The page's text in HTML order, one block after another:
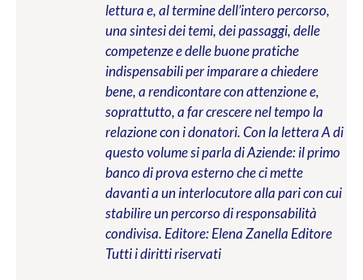
lettura e, al termine dell’intero percorso,
una sintesi dei temi, dei passaggi, delle
competenze e delle buone pratiche
indispensabili per imparare a chiedere
bene, a rendicontare con attenzione e,
soprattutto, a far crescere nel tempo la
relazione con i donatori. Con la lettera A di
questo volume si parla di Aziende: il primo
banco di prova esterno che ci mette
davanti a un interlocutore alla pari con cui
stabilire un percorso di responsabilità
condivisa. Editore: Elena Zanella Editore
Tutti i diritti riservati